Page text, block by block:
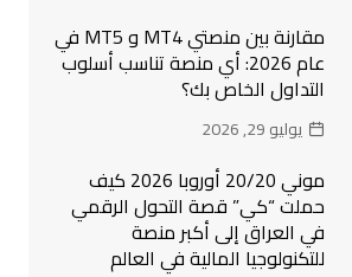
مقارنة بين منصتي MT4 و MT5 في
عام 2026: أي منصة تناسب أسلوب
التداول الخاص بك؟
يوليو 29, 2026
موني 20/20 أوروبا 2026 كيف
حملت “كي” قصة التحول الرقمي
في العراق إلى أكبر منصة
للتكنولوجيا المالية في العالم